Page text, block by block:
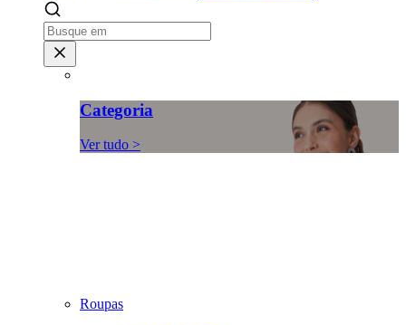
Categoria
Ver tudo >
Roupas